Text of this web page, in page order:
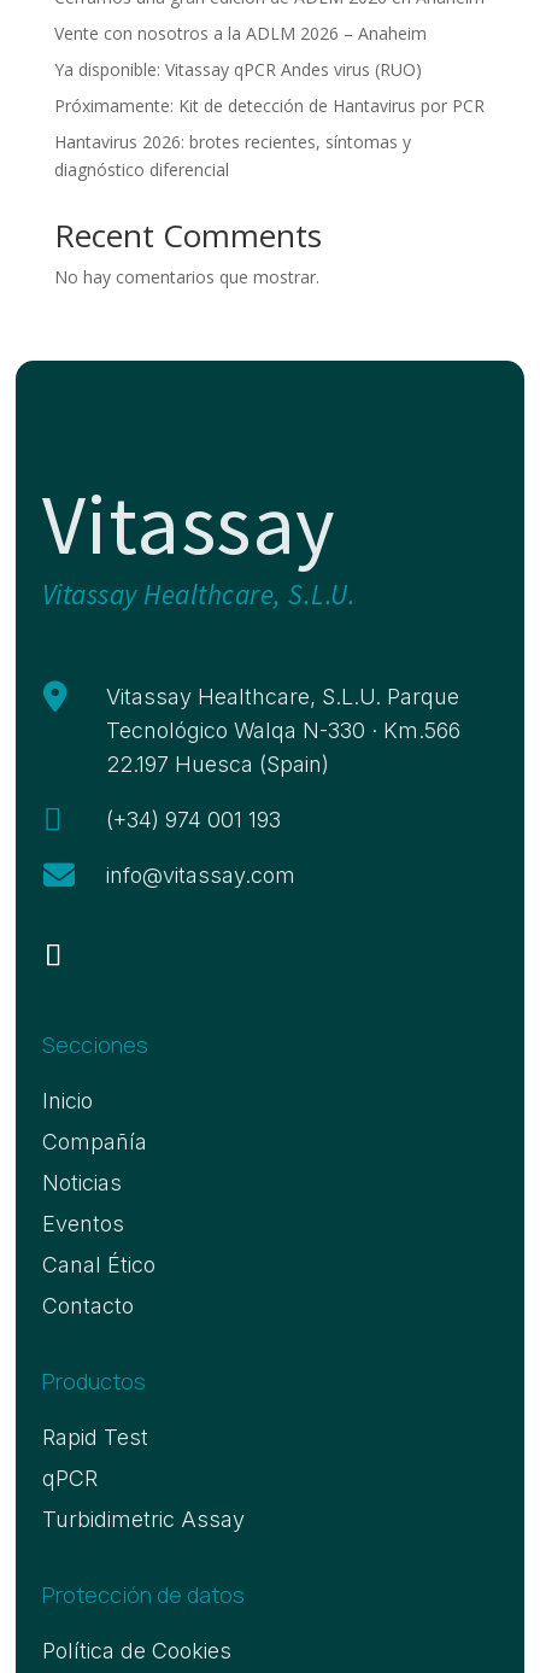
Vente con nosotros a la ADLM 2026 – Anaheim
Ya disponible: Vitassay qPCR Andes virus (RUO)
Próximamente: Kit de detección de Hantavirus por PCR
Hantavirus 2026: brotes recientes, síntomas y
diagnóstico diferencial
Recent Comments
No hay comentarios que mostrar.
Vitassay
Vitassay Healthcare, S.L.U.

Vitassay Healthcare, S.L.U. Parque
Tecnológico Walqa N-330 · Km.566
22.197 Huesca (Spain)
 (+34) 974 001 193
 info@vitassay.com
Secciones
Inicio
Compañía
Noticias
Eventos
Canal Ético
Contacto
Productos
Rapid Test
qPCR
Turbidimetric Assay
Protección de datos
Política de Cookies